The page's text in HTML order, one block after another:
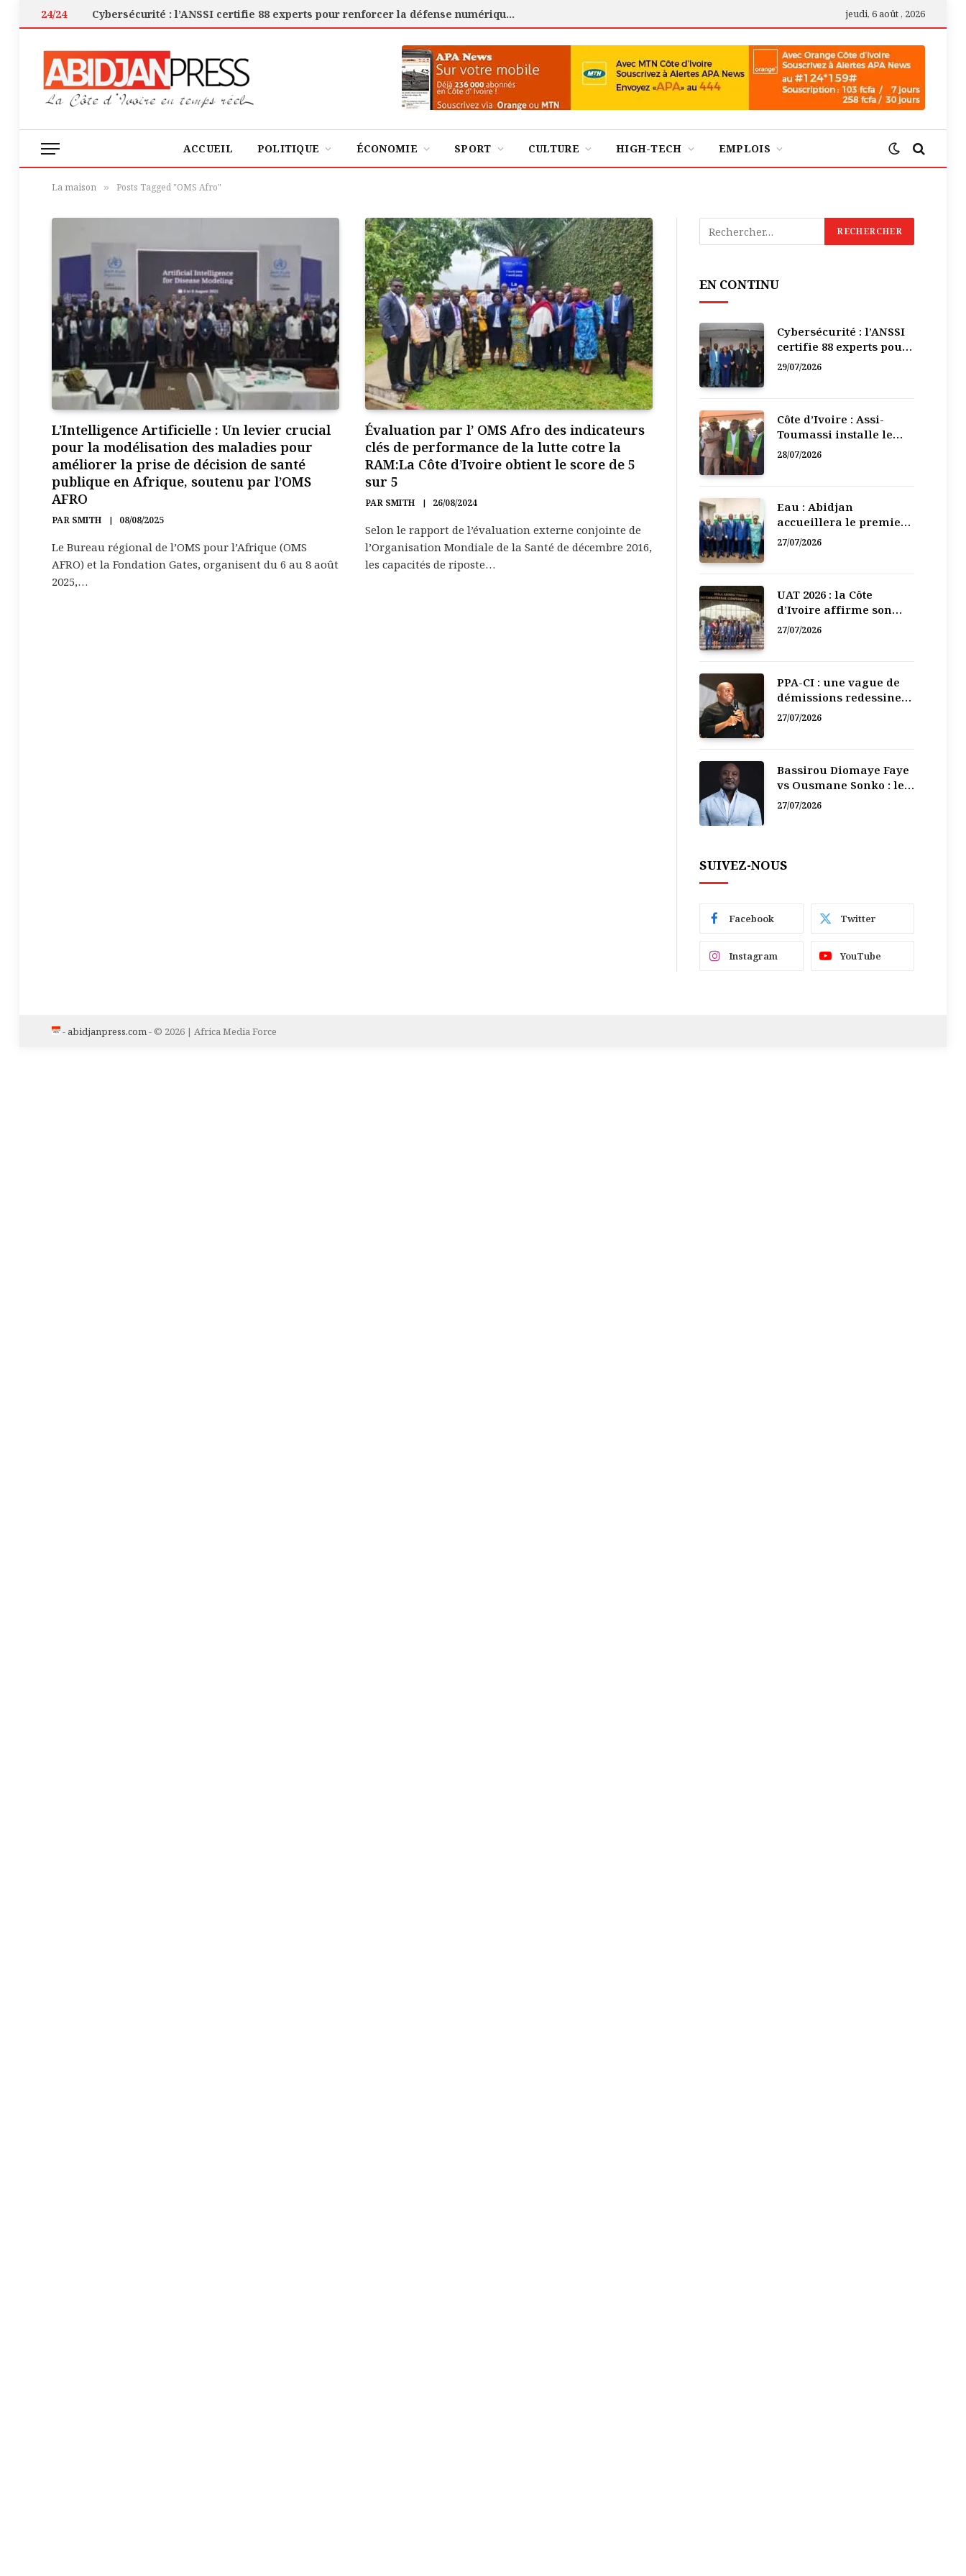
24/24 Cybersécurité : l’ANSSI certifie 88 experts pour renforcer la défense numérique de la Côte d’Ivoire jeudi, 6 août , 2026
ACCUEIL POLITIQUE ÉCONOMIE SPORT CULTURE HIGH-TECH EMPLOIS
La maison » Posts Tagged "OMS Afro"
L’Intelligence Artificielle : Un levier crucial
pour la modélisation des maladies pour
améliorer la prise de décision de santé
publique en Afrique, soutenu par l’OMS
AFRO
PAR SMITH 08/08/2025
Le Bureau régional de l’OMS pour l’Afrique (OMS
AFRO) et la Fondation Gates, organisent du 6 au 8 août
2025,…
Évaluation par l’ OMS Afro des indicateurs
clés de performance de la lutte cotre la
RAM:La Côte d’Ivoire obtient le score de 5
sur 5
PAR SMITH 26/08/2024
Selon le rapport de l’évaluation externe conjointe de
l’Organisation Mondiale de la Santé de décembre 2016,
les capacités de riposte…
EN CONTINU
Cybersécurité : l’ANSSI
certifie 88 experts pour
renforcer la défense
29/07/2026
Côte d’Ivoire : Assi-
Toumassi installe le
bureau exécutif de sa
28/07/2026
Eau : Abidjan
accueillera le premier
Forum régional de
27/07/2026
UAT 2026 : la Côte
d’Ivoire affirme son
leadership numérique
27/07/2026
PPA-CI : une vague de
démissions redessine
la recomposition
27/07/2026
Bassirou Diomaye Faye
vs Ousmane Sonko : le
vacarme du pouvoir ne
27/07/2026
SUIVEZ-NOUS
Facebook Twitter
Instagram YouTube
- abidjanpress.com- © 2026 | Africa Media Force